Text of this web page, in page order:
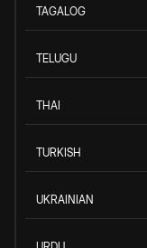
TAGALOG
TELUGU
THAI
TURKISH
UKRAINIAN